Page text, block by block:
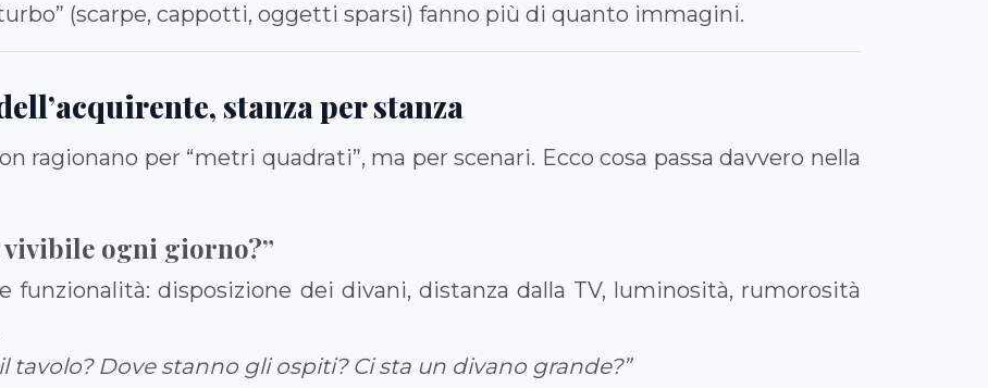
(scarpe, cappotti, oggetti sparsi) fanno più di quanto immagini.
stanza per stanza
ragionano per “metri quadrati”, ma per scenari. Ecco cosa passa davvero nella
vivibile ogni giorno?”
funzionalità: disposizione dei divani, distanza dalla TV, luminosità, rumorosità
tavolo? Dove stanno gli ospiti? Ci sta un divano grande?”